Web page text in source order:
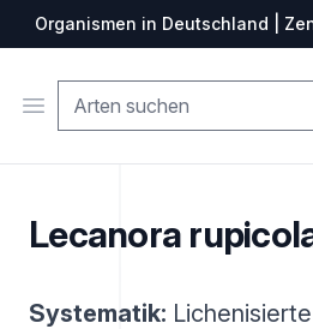
Organismen in Deutschland |
Open menu
Lecanora
Systematik: